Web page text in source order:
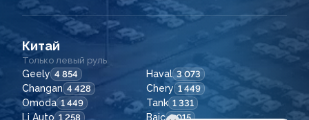
Китай
Только левый руль
Geely 4 854 Haval 3 073
Changan 4 428 Chery 1 449
Omoda 1 449 Tank 1 331
Li Auto 1 258 Baic 1 015